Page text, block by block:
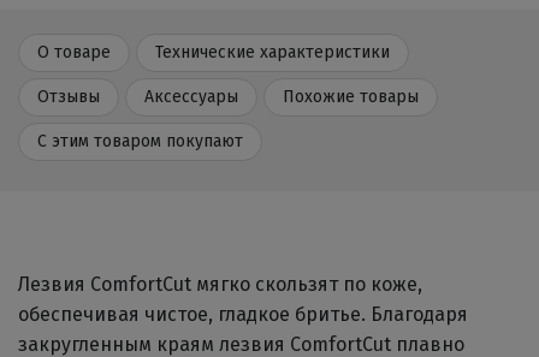
О товаре Технические характеристики
Отзывы Аксессуары Похожие товары
С этим товаром покупают
Лезвия ComfortCut мягко скользят по коже,
обеспечивая чистое, гладкое бритье. Благодаря
закругленным краям лезвия ComfortCut плавно